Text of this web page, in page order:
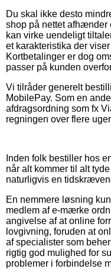
Du skal ikke desto
shop på nettet afhænder
kan virke uendeligt
et karakteristika der
Kortbetalinger er dog
passer på kunden
Vi tilråder generelt
MobilePay. Som en
afdragsordning som fx
regningen over flere
Inden folk bestiller hos
når alt kommer til alt
naturligvis en
En nemmere løsning
medlem af e-mærke
angivelse af at online
lovgivning, foruden at
af specialister som
rigtig god mulighed for
problemer i forbindelse